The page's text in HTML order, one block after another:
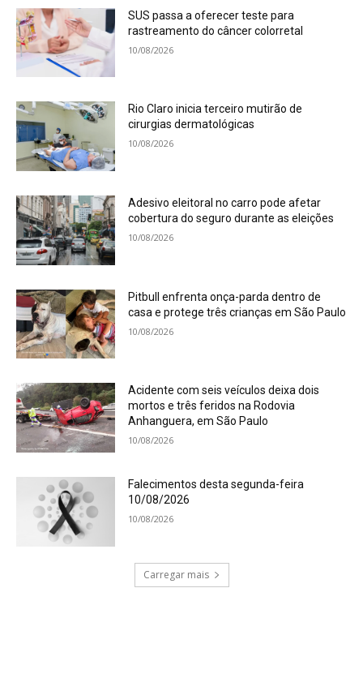
SUS passa a oferecer teste para
rastreamento do câncer colorretal
10/08/2026
Rio Claro inicia terceiro mutirão de
cirurgias dermatológicas
10/08/2026
Adesivo eleitoral no carro pode afetar
cobertura do seguro durante as eleições
10/08/2026
Pitbull enfrenta onça-parda dentro de
casa e protege três crianças em São Paulo
10/08/2026
Acidente com seis veículos deixa dois
mortos e três feridos na Rodovia
Anhanguera, em São Paulo
10/08/2026
Falecimentos desta segunda-feira
10/08/2026
10/08/2026
Carregar mais